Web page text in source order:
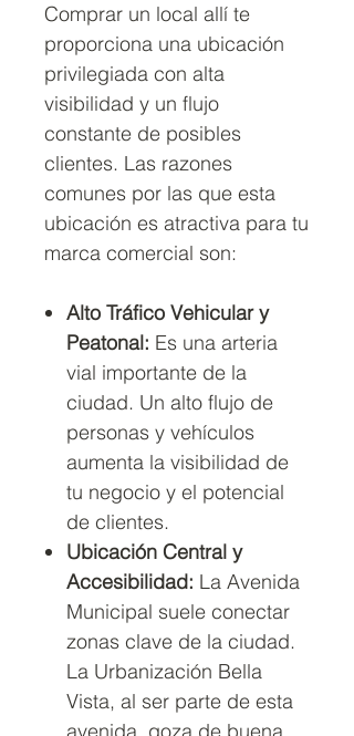
Comprar un local allí te
proporciona una ubicación
privilegiada con alta
visibilidad y un flujo
constante de posibles
clientes. Las razones
comunes por las que esta
ubicación es atractiva para tu
marca comercial son:
Alto Tráfico Vehicular y
Peatonal: Es una arteria
vial importante de la
ciudad. Un alto flujo de
personas y vehículos
aumenta la visibilidad de
tu negocio y el potencial
de clientes.
Ubicación Central y
Accesibilidad: La Avenida
Municipal suele conectar
zonas clave de la ciudad.
La Urbanización Bella
Vista, al ser parte de esta